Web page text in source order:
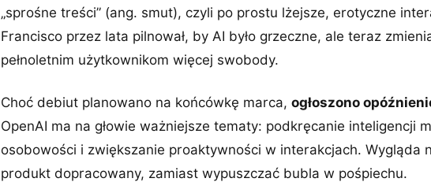
„sprośne treści” (ang. smut), czyli po prostu lżejsze, erotyczne
Francisco przez lata pilnował, by AI było grzeczne, ale teraz
pełnoletnim użytkownikom więcej swobody.
Choć debiut planowano na końcówkę marca, ogłoszono
OpenAI ma na głowie ważniejsze tematy: podkręcanie inteligencji
osobowości i zwiększanie proaktywności w interakcjach. Wygląda
produkt dopracowany, zamiast wypuszczać bubla w pośpiechu.